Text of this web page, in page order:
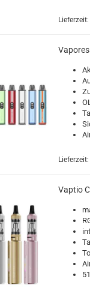
Lieferzeit:
Lieferzeit:
Vaptio